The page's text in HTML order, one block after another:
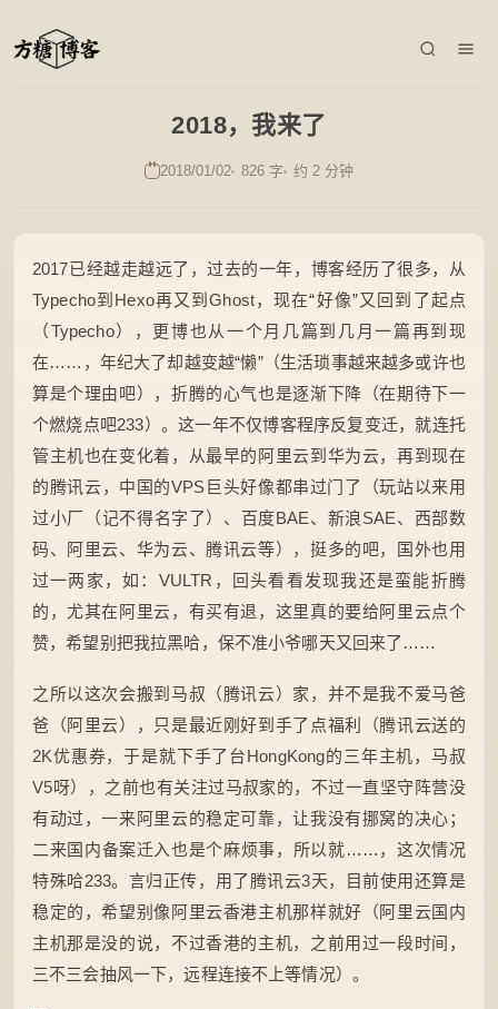
2018，我来了
2018/01/02 826 字 约 2 分钟
2017已经越走越远了，过去的一年，博客经历了很多，从
Typecho到Hexo再又到Ghost，现在“好像”又回到了起点
（Typecho），更博也从一个月几篇到几月一篇再到现
在……，年纪大了却越变越“懒”（生活琐事越来越多或许也
算是个理由吧），折腾的心气也是逐渐下降（在期待下一
个燃烧点吧233）。这一年不仅博客程序反复变迁，就连托
管主机也在变化着，从最早的阿里云到华为云，再到现在
的腾讯云，中国的VPS巨头好像都串过门了（玩站以来用
过小厂（记不得名字了）、百度BAE、新浪SAE、西部数
码、阿里云、华为云、腾讯云等），挺多的吧，国外也用
过一两家，如：VULTR，回头看看发现我还是蛮能折腾
的，尤其在阿里云，有买有退，这里真的要给阿里云点个
赞，希望别把我拉黑哈，保不准小爷哪天又回来了……
之所以这次会搬到马叔（腾讯云）家，并不是我不爱马爸
爸（阿里云），只是最近刚好到手了点福利（腾讯云送的
2K优惠券，于是就下手了台HongKong的三年主机，马叔
V5呀），之前也有关注过马叔家的，不过一直坚守阵营没
有动过，一来阿里云的稳定可靠，让我没有挪窝的决心；
二来国内备案迁入也是个麻烦事，所以就……，这次情况
特殊哈233。言归正传，用了腾讯云3天，目前使用还算是
稳定的，希望别像阿里云香港主机那样就好（阿里云国内
主机那是没的说，不过香港的主机，之前用过一段时间，
三不三会抽风一下，远程连接不上等情况）。